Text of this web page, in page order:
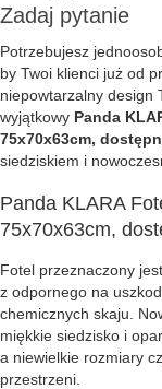
Zadaj pytanie
Potrzebujesz
by Twoi klienci już od
niepowtarzalny design
wyjątkowy Panda
75x70x63cm,
siedziskiem i
Panda KLARA
75x70x63cm,
Fotel przeznaczony
z odpornego na
chemicznych skaju.
miękkie siedzisko i
a niewielkie rozmiary
przestrzeni.